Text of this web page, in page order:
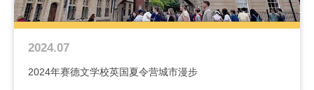
2024.07
2024年赛德文学校英国夏令营城市漫步